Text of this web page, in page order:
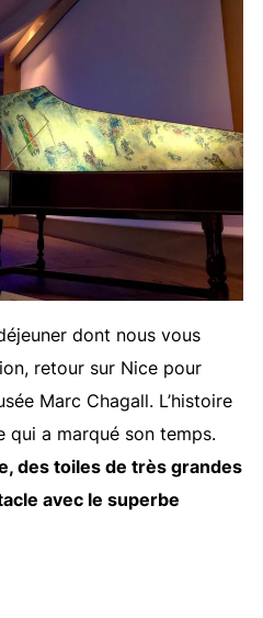
dont nous vous
retour sur Nice pour
Marc Chagall. L’histoire
qui a marqué son temps.
des toiles de très grandes
avec le superbe